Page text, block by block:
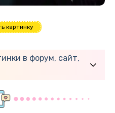
картинку
в форум, сайт,